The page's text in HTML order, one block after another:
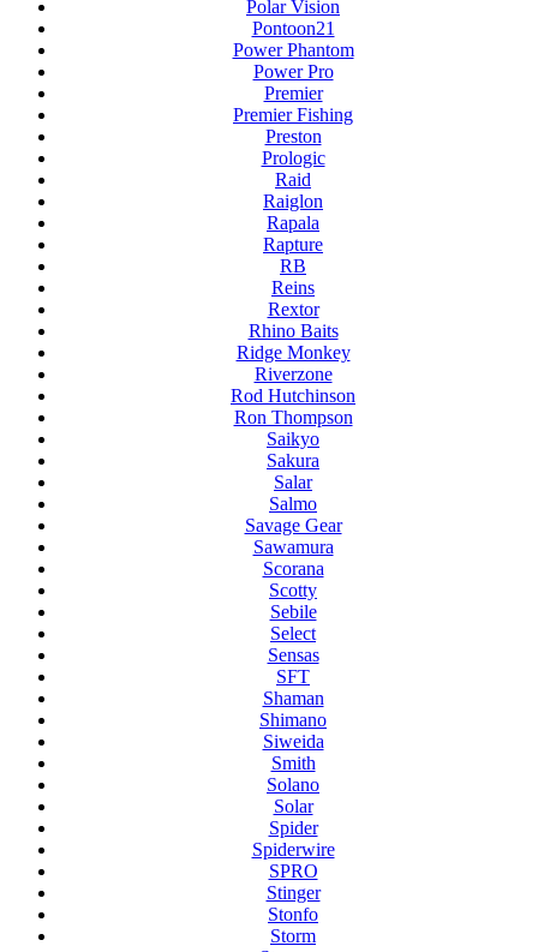
Polar Vision
Pontoon21
Power Phantom
Power Pro
Premier
Premier Fishing
Preston
Prologic
Raid
Raiglon
Rapala
Rapture
RB
Reins
Rextor
Rhino Baits
Ridge Monkey
Riverzone
Rod Hutchinson
Ron Thompson
Saikyo
Sakura
Salar
Salmo
Savage Gear
Sawamura
Scorana
Scotty
Sebile
Select
Sensas
SFT
Shaman
Shimano
Siweida
Smith
Solano
Solar
Spider
Spiderwire
SPRO
Stinger
Stonfo
Storm